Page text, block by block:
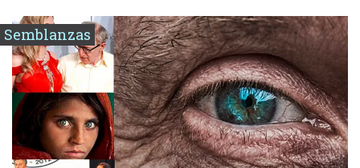
Semblanzas